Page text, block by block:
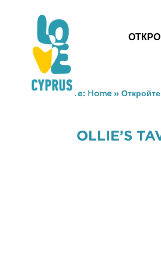
You are here: Home»
OLLIE’S